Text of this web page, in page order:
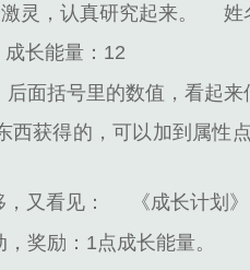
灵，认真研究起来。
姓
成长能量：12
面括号里的数值，看起来
西获得的，可以加到属性
又看见： 《成长计划》
奖励：1点成长能量。